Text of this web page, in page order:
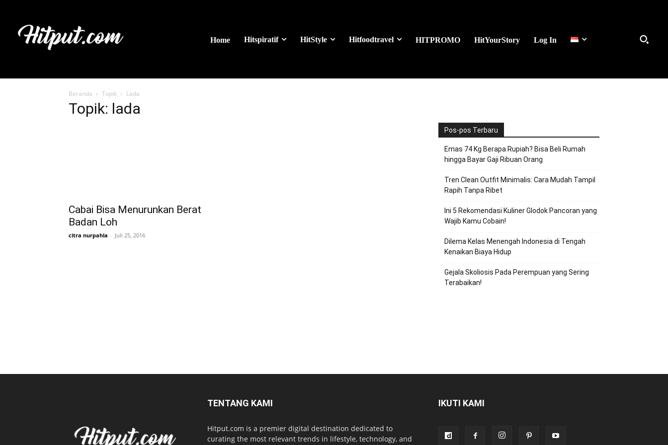
Home Hitspiratif HitStyle Hitfoodtravel HITPROMO HitYourStory Log In
Beranda Topik Lada
Topik: lada
Cabai Bisa Menurunkan Berat
Badan Loh
citra nurpahla - Juli 25, 2016
Pos-pos Terbaru
Emas 74 Kg Berapa Rupiah? Bisa Beli Rumah
hingga Bayar Gaji Ribuan Orang
Tren Clean Outfit Minimalis: Cara Mudah Tampil
Rapih Tanpa Ribet
Ini 5 Rekomendasi Kuliner Glodok Pancoran yang
Wajib Kamu Cobain!
Dilema Kelas Menengah Indonesia di Tengah
Kenaikan Biaya Hidup
Gejala Skoliosis Pada Perempuan yang Sering
Terabaikan!
TENTANG KAMI
Hitput.com is a premier digital destination dedicated to
curating the most relevant trends in lifestyle, technology, and
IKUTI KAMI